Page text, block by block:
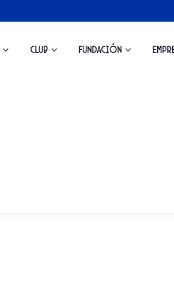
Club Fundación